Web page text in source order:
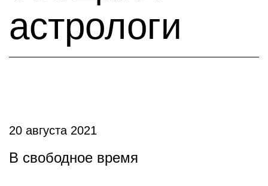
астрологи
20 августа 2021
В свободное время